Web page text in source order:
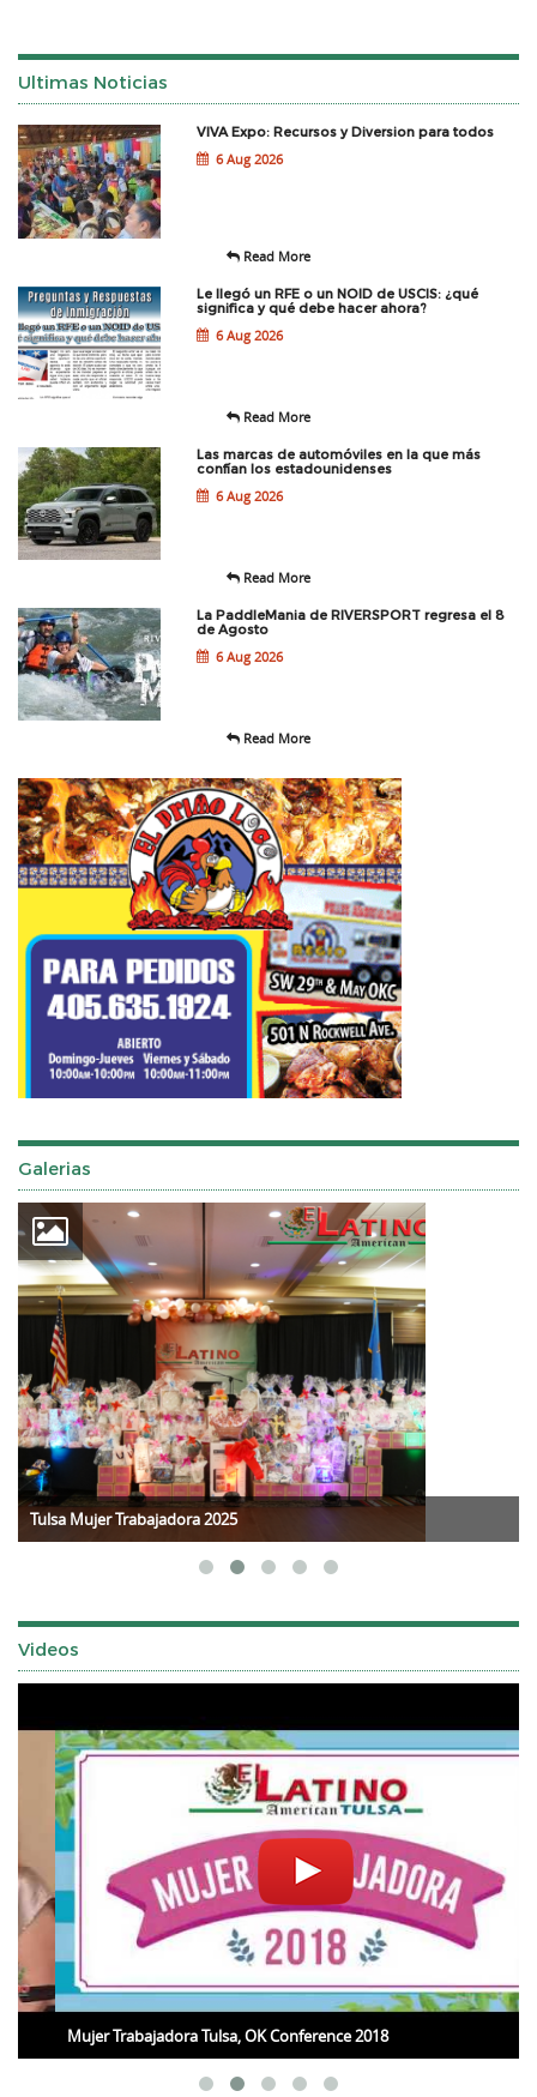
Ultimas Noticias
VIVA Expo: Recursos y Diversion para todos
6 Aug 2026
Read More
Le llegó un RFE o un NOID de USCIS: ¿qué
significa y qué debe hacer ahora?
6 Aug 2026
Read More
Las marcas de automóviles en la que más
confían los estadounidenses
6 Aug 2026
Read More
La PaddleMania de RIVERSPORT regresa el 8
de Agosto
6 Aug 2026
Read More
Galerias
Tulsa Mujer Trabajadora 2025
Videos
Mujer Trabajadora Tulsa, OK Conference 2018